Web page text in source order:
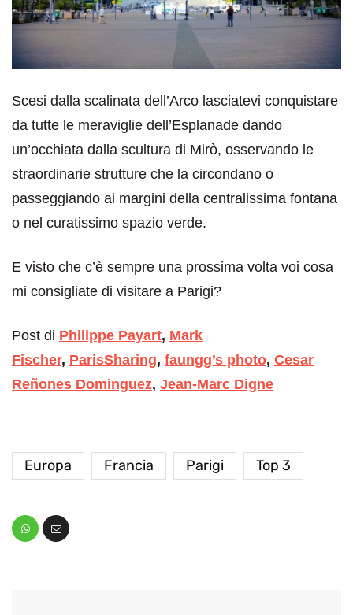
Scesi dalla scalinata dell’Arco lasciatevi conquistare
da tutte le meraviglie dell’Esplanade dando
un’occhiata dalla scultura di Mirò, osservando le
straordinarie strutture che la circondano o
passeggiando ai margini della centralissima fontana
o nel curatissimo spazio verde.
E visto che c’è sempre una prossima volta voi cosa
mi consigliate di visitare a Parigi?
Post di Philippe Payart, Mark
Fischer, ParisSharing, faungg’s photo, Cesar
Reñones Dominguez, Jean-Marc Digne
Europa Francia Parigi Top 3